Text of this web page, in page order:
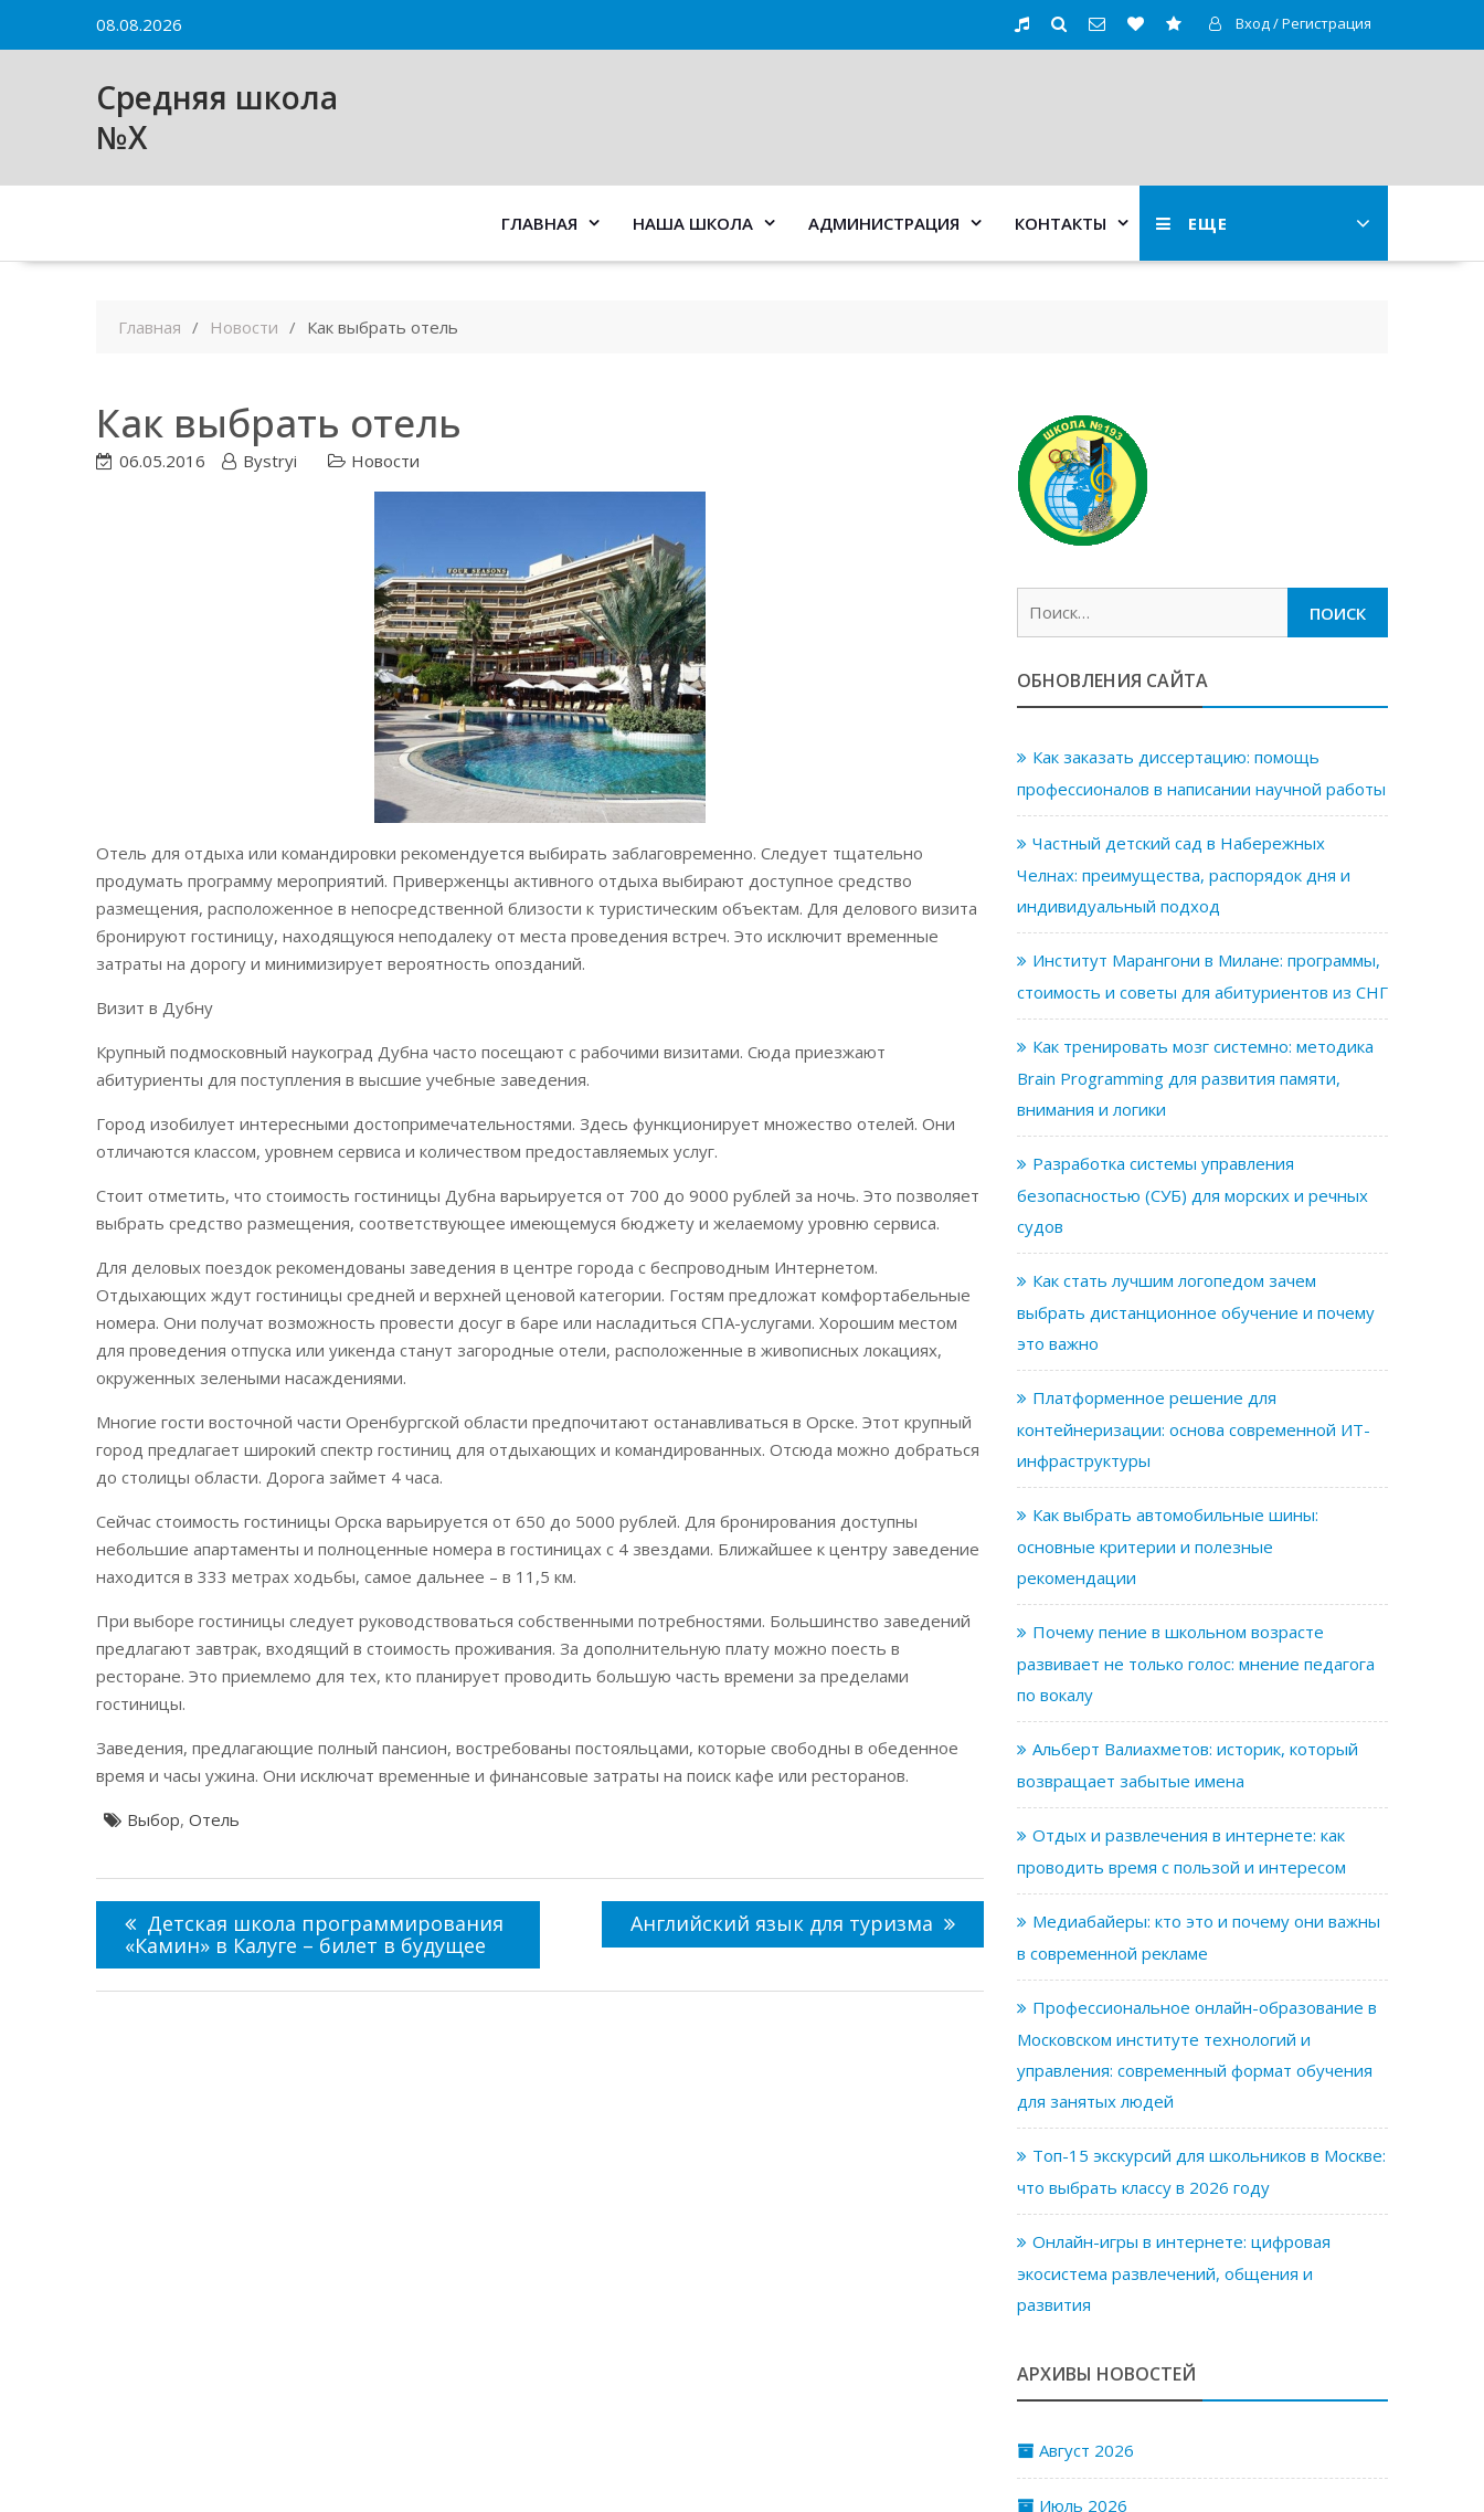
08.08.2026 Вход / Регистрация
Средняя школа
№X
ЕЩЕ
ГЛАВНАЯ НАША ШКОЛА АДМИНИСТРАЦИЯ КОНТАКТЫ
Главная Новости Как выбрать отель
Как выбрать отель
06.05.2016 Bystryi Новости
Отель для отдыха или командировки рекомендуется выбирать заблаговременно. Следует тщательно
продумать программу мероприятий. Приверженцы активного отдыха выбирают доступное средство
размещения, расположенное в непосредственной близости к туристическим объектам. Для делового визита
бронируют гостиницу, находящуюся неподалеку от места проведения встреч. Это исключит временные
затраты на дорогу и минимизирует вероятность опозданий.
Визит в Дубну
Крупный подмосковный наукоград Дубна часто посещают с рабочими визитами. Сюда приезжают
абитуриенты для поступления в высшие учебные заведения.
Город изобилует интересными достопримечательностями. Здесь функционирует множество отелей. Они
отличаются классом, уровнем сервиса и количеством предоставляемых услуг.
Стоит отметить, что стоимость гостиницы Дубна варьируется от 700 до 9000 рублей за ночь. Это позволяет
выбрать средство размещения, соответствующее имеющемуся бюджету и желаемому уровню сервиса.
Для деловых поездок рекомендованы заведения в центре города с беспроводным Интернетом.
Отдыхающих ждут гостиницы средней и верхней ценовой категории. Гостям предложат комфортабельные
номера. Они получат возможность провести досуг в баре или насладиться СПА-услугами. Хорошим местом
для проведения отпуска или уикенда станут загородные отели, расположенные в живописных локациях,
окруженных зелеными насаждениями.
Многие гости восточной части Оренбургской области предпочитают останавливаться в Орске. Этот крупный
город предлагает широкий спектр гостиниц для отдыхающих и командированных. Отсюда можно добраться
до столицы области. Дорога займет 4 часа.
Сейчас стоимость гостиницы Орска варьируется от 650 до 5000 рублей. Для бронирования доступны
небольшие апартаменты и полноценные номера в гостиницах с 4 звездами. Ближайшее к центру заведение
находится в 333 метрах ходьбы, самое дальнее – в 11,5 км.
При выборе гостиницы следует руководствоваться собственными потребностями. Большинство заведений
предлагают завтрак, входящий в стоимость проживания. За дополнительную плату можно поесть в
ресторане. Это приемлемо для тех, кто планирует проводить большую часть времени за пределами
гостиницы.
Заведения, предлагающие полный пансион, востребованы постояльцами, которые свободны в обеденное
время и часы ужина. Они исключат временные и финансовые затраты на поиск кафе или ресторанов.
Выбор, Отель
Навигация
по
записям
Детская школа программирования
«Камин» в Калуге – билет в будущее
Английский язык для туризма
ОБНОВЛЕНИЯ САЙТА
Как заказать диссертацию: помощь
профессионалов в написании научной работы
Частный детский сад в Набережных
Челнах: преимущества, распорядок дня и
индивидуальный подход
Институт Марангони в Милане: программы,
стоимость и советы для абитуриентов из СНГ
Как тренировать мозг системно: методика
Brain Programming для развития памяти,
внимания и логики
Разработка системы управления
безопасностью (СУБ) для морских и речных
судов
Как стать лучшим логопедом зачем
выбрать дистанционное обучение и почему
это важно
Платформенное решение для
контейнеризации: основа современной ИТ-
инфраструктуры
Как выбрать автомобильные шины:
основные критерии и полезные
рекомендации
Почему пение в школьном возрасте
развивает не только голос: мнение педагога
по вокалу
Альберт Валиахметов: историк, который
возвращает забытые имена
Отдых и развлечения в интернете: как
проводить время с пользой и интересом
Медиабайеры: кто это и почему они важны
в современной рекламе
Профессиональное онлайн-образование в
Московском институте технологий и
управления: современный формат обучения
для занятых людей
Топ-15 экскурсий для школьников в Москве:
что выбрать классу в 2026 году
Онлайн-игры в интернете: цифровая
экосистема развлечений, общения и
развития
АРХИВЫ НОВОСТЕЙ
Август 2026
Июль 2026